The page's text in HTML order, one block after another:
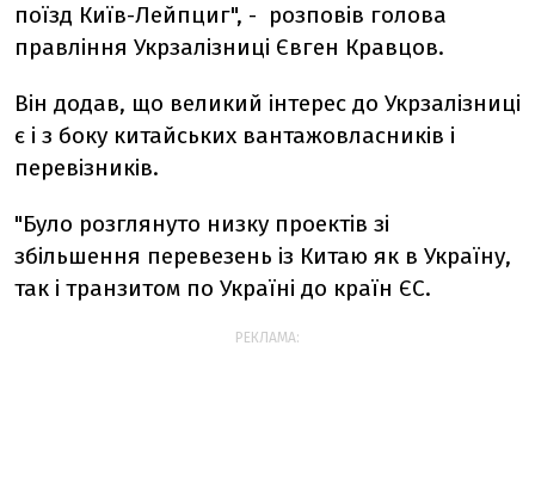
поїзд Київ-Лейпциг", - розповів голова
правління Укрзалізниці Євген Кравцов.
Він додав, що великий інтерес до Укрзалізниці
є і з боку китайських вантажовласників і
перевізників.
"Було розглянуто низку проектів зі
збільшення перевезень із Китаю як в Україну,
так і транзитом по Україні до країн ЄС.
РЕКЛАМА: